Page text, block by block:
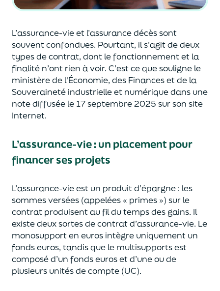
L’assurance-vie et l’assurance décès sont
souventconfondues. Pourtant, il s’agit de deux
types de contrat, dont le fonctionnement et la
finalité n’ont rien à voir. C’est ce que souligne le
ministère de l'Économie, des Financeset de la
Souveraineté industrielle et numériquedans une
note diffusée le 17 septembre 2025 sur son site
Internet.
L’assurance-vie : un placement pour
financer ses projets
L’assurance-vie est un produit d’épargne : les
sommes versées (appelées « primes ») sur le
contrat produisent au fil du temps des gains. Il
existe deux sortesde contrat d’assurance-vie. Le
monosupport en euros intègre uniquement un
fonds euros, tandis que le multisupports est
composé d’un fonds euros et d’une ou de
plusieurs unités de compte (UC).